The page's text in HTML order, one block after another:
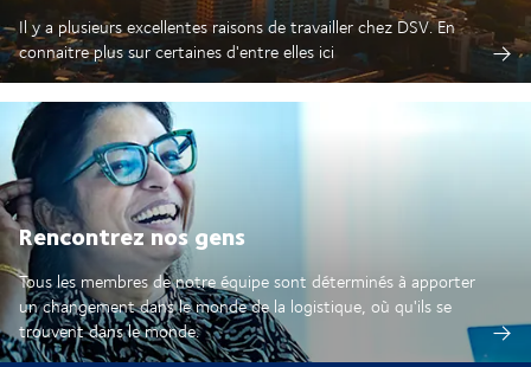
Il y a plusieurs excellentes raisons de travailler chez DSV. En
connaitre plus sur certaines d'entre elles ici
Rencontrez nos gens
Tous les membres de notre équipe sont déterminés à apporter
un changement dans le monde de la logistique, où qu'ils se
trouvent dans le monde.